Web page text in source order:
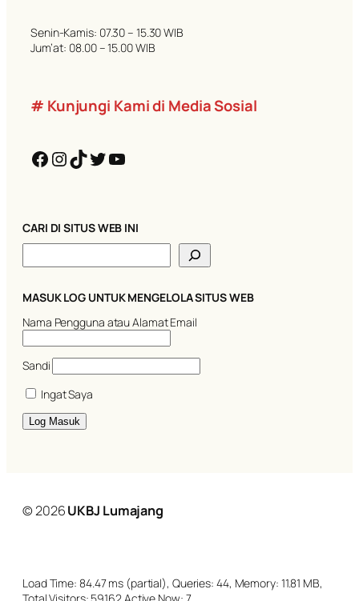
Senin-Kamis: 07.30 – 15.30 WIB
Jum’at: 08.00 – 15.00 WIB
# Kunjungi Kami di Media Sosial
Facebook InstagramTikTok Twitter YouTube
CARI DI SITUS WEB INI
a
iMASUK LOG UNTUK MENGELOLA SITUS WEB
Nama Pengguna atau Alamat Email
Sandi
Ingat Saya
© 2026UKBJ Lumajang
Load Time: 84.47 ms (partial), Queries: 44, Memory: 11.81 MB,